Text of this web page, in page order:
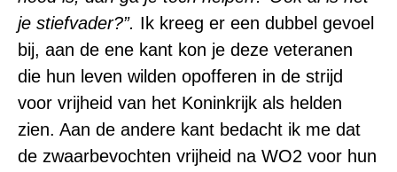
je stiefvader?”. Ik kreeg er een dubbel gevoel
bij, aan de ene kant kon je deze veteranen
die hun leven wilden opofferen in de strijd
voor vrijheid van het Koninkrijk als helden
zien. Aan de andere kant bedacht ik me dat
de zwaarbevochten vrijheid na WO2 voor hun